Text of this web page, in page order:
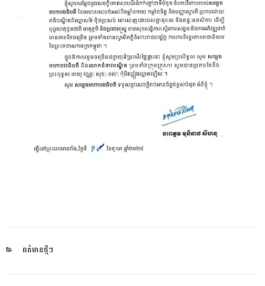
CATEGORIES
ពត៌មានថ្មីៗ